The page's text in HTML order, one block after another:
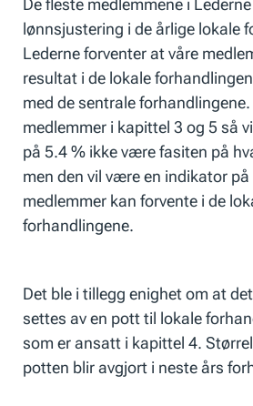
lønnsjustering i de årlige lokale
Lederne forventer at våre
resultat i de lokale
med de sentrale forhandlingene.
medlemmer i kapittel 3 og 5 så
på 5.4 % ikke være fasiten på
men den vil være en indikator på
medlemmer kan forvente i de
forhandlingene.
Det ble i tillegg enighet om at
settes av en pott til lokale
som er ansatt i kapittel 4.
potten blir avgjort i neste års